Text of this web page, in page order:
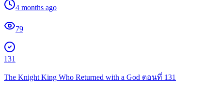
4 months ago
79
131
The Knight King Who Returned with a God ตอนที่ 131